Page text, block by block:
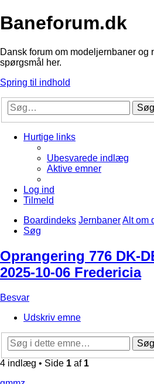
Baneforum.dk
Dansk forum om modeljernbaner og
spørgsmål her.
Spring til indhold
Søg
Hurtige links
Ubesvarede indlæg
Aktive emner
Log ind
Tilmeld
Boardindeks JernbanerAlt om
Søg
Oprangering 776 DK-
2025-10-06 Fredericia
Besvar
Udskriv emne
Søg
4 indlæg • Side 1 af 1